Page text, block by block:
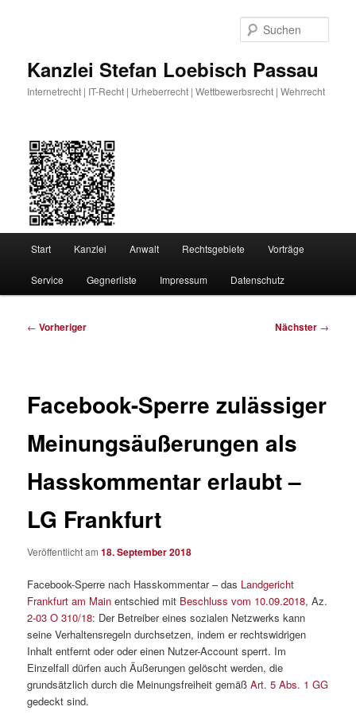
Kanzlei Stefan Loebisch Passau
Internetrecht | IT-Recht | Urheberrecht | Wettbewerbsrecht | Wehrrecht
Start Kanzlei Anwalt Rechtsgebiete Vorträge
Service Gegnerliste Impressum Datenschutz
Beitragsnavigation
← Vorheriger Nächster →
Facebook-Sperre zulässiger
Meinungsäußerungen als
Hasskommentar erlaubt –
LG Frankfurt
Veröffentlicht am18. September 2018
Facebook-Sperre nach Hasskommentar – das Landgericht
Frankfurt am Main entschied mit Beschluss vom 10.09.2018, Az.
2-03 O 310/18: Der Betreiber eines sozialen Netzwerks kann
seine Verhaltensregeln durchsetzen, indem er rechtswidrigen
Inhalt entfernt oder oder einen Nutzer-Account sperrt. Im
Einzelfall dürfen auch Äußerungen gelöscht werden, die
grundsätzlich durch die Meinungsfreiheit gemäßArt. 5 Abs. 1 GG
gedeckt sind.